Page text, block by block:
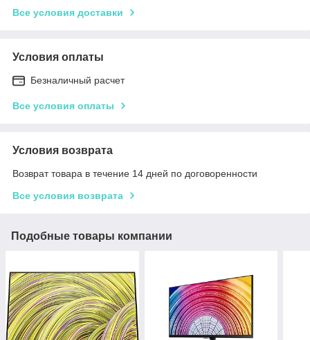
Все условия доставки
Условия оплаты
Безналичный расчет
Все условия оплаты
Условия возврата
Возврат товара в течение 14 дней по договоренности
Все условия возврата
Подобные товары компании